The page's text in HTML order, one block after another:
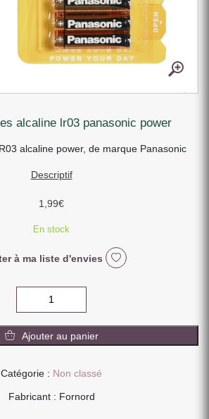
alcaline lr03 panasonic power
alcaline power, de marque Panasonic
Descriptif
1,99€
En stock
à ma liste d'envies
DE
ALCALINE
LR03
Ajouter au panier
Catégorie : Non classé
Fabricant : Fornord